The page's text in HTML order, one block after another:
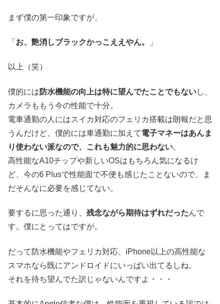
まず僕の第一印象ですが、
「 お、艶消しブラックかっこええやん。 」
以上（笑）
僕的には 防水機能の向上は特に望んでたことでもないし、
カメラももう今の性能で十分。
電車通勤の人にはスイカ対応のフェリカ搭載は朗報だと思
うんだけど、僕的には車通勤に加えて電子マネーはあんま
り使わない派なので、これも魅力的に思わない。
高性能なA10チップや新しいOSはもちろん気になるけ
ど、今の6 Plusで性能面で不便も感じたことないので、ま
だそんなに必要を感じてない。
要するに思った通り、 残念ながら期待はずれだったんで
す。僕にとってはですが。
だって防水機能やフェリカ対応、iPhone以上の高性能な
スマホなら既にアンドロイドにいっぱい出てるしね。
それを待ち望んでた訳じゃないんですよ・・・